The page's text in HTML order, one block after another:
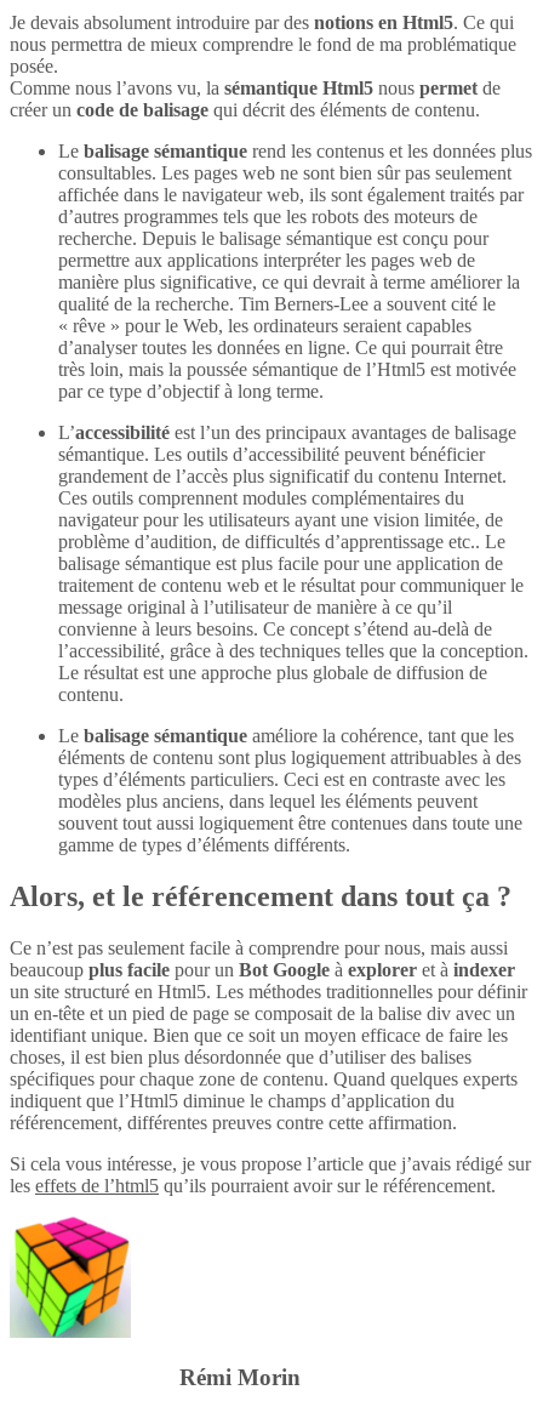
Je devais absolument introduire par des notions en Html5. Ce qui
nous permettra de mieux comprendre le fond de ma problématique
posée.
Comme nous l’avons vu, la sémantique Html5 nous permet de
créer un code de balisage qui décrit des éléments de contenu.
Le balisage sémantique rend les contenus et les données plus
consultables. Les pages web ne sont bien sûr pas seulement
affichée dans le navigateur web, ils sont également traités par
d’autres programmes tels que les robots des moteurs de
recherche. Depuis le balisage sémantique est conçu pour
permettre aux applications interpréter les pages web de
manière plus significative, ce qui devrait à terme améliorer la
qualité de la recherche. Tim Berners-Lee a souvent cité le
« rêve » pour le Web, les ordinateurs seraient capables
d’analyser toutes les données en ligne. Ce qui pourrait être
très loin, mais la poussée sémantique de l’Html5 est motivée
par ce type d’objectif à long terme.
L’accessibilité est l’un des principaux avantages de balisage
sémantique. Les outils d’accessibilité peuvent bénéficier
grandement de l’accès plus significatif du contenu Internet.
Ces outils comprennent modules complémentaires du
navigateur pour les utilisateurs ayant une vision limitée, de
problème d’audition, de difficultés d’apprentissage etc.. Le
balisage sémantique est plus facile pour une application de
traitement de contenu web et le résultat pour communiquer le
message original à l’utilisateur de manière à ce qu’il
convienne à leurs besoins. Ce concept s’étend au-delà de
l’accessibilité, grâce à des techniques telles que la conception.
Le résultat est une approche plus globale de diffusion de
contenu.
Le balisage sémantique améliore la cohérence, tant que les
éléments de contenu sont plus logiquement attribuables à des
types d’éléments particuliers. Ceci est en contraste avec les
modèles plus anciens, dans lequel les éléments peuvent
souvent tout aussi logiquement être contenues dans toute une
gamme de types d’éléments différents.
Alors, et le référencement dans tout ça ?
Ce n’est pas seulement facile à comprendre pour nous, mais aussi
beaucoup plus facile pour un Bot Google à explorer et à indexer
un site structuré en Html5. Les méthodes traditionnelles pour définir
un en-tête et un pied de page se composait de la balise div avec un
identifiant unique. Bien que ce soit un moyen efficace de faire les
choses, il est bien plus désordonnée que d’utiliser des balises
spécifiques pour chaque zone de contenu. Quand quelques experts
indiquent que l’Html5 diminue le champs d’application du
référencement, différentes preuves contre cette affirmation.
Si cela vous intéresse, je vous propose l’article que j’avais rédigé sur
les effets de l’html5 qu’ils pourraient avoir sur le référencement.
Rémi Morin